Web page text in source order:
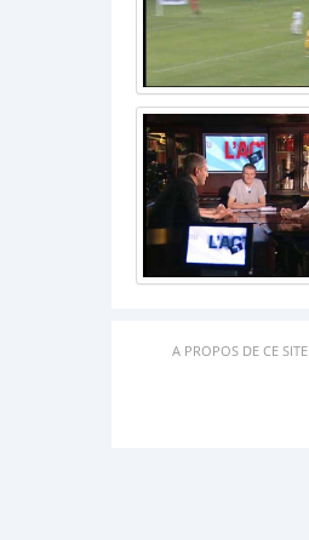
A PROPOS DE CE SITE